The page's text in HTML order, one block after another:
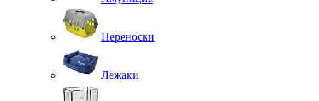
Переноски
Лежаки